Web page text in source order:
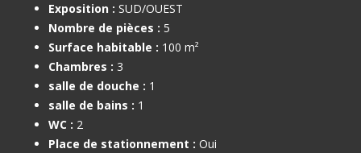
Exposition : SUD/OUEST
Nombre de pièces : 5
Surface habitable : 100 m²
Chambres : 3
salle de douche : 1
salle de bains : 1
WC : 2
Place de stationnement : Oui